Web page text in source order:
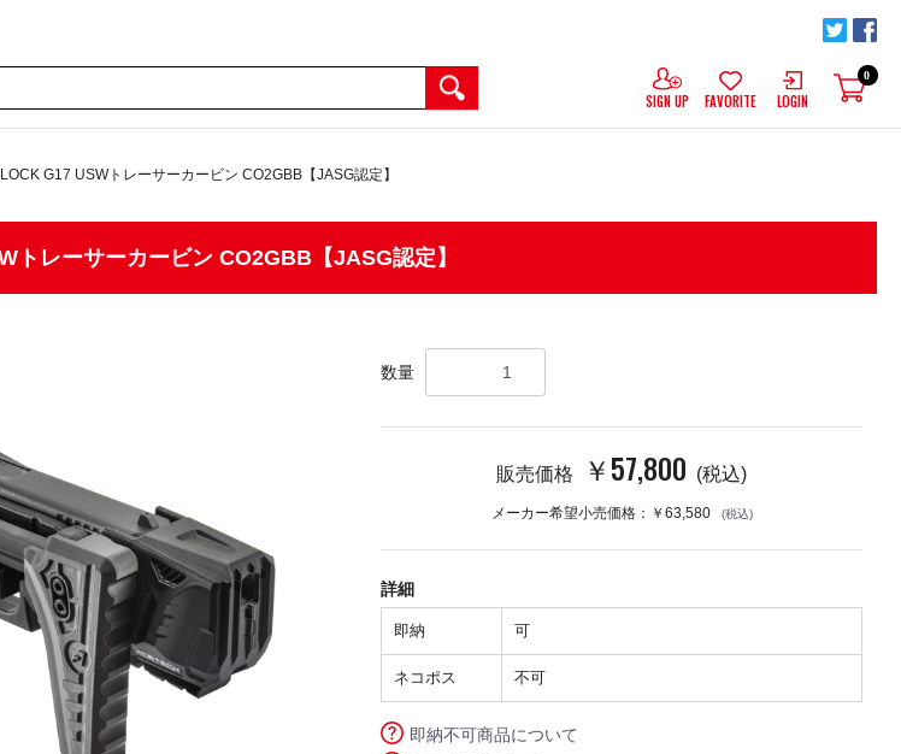
SIGN UP FAVORITE LOGIN
0
G17 USWトレーサーカービン CO2GBB【JASG認定】
レーサーカービン CO2GBB【JASG認定】
数量
販売価格 ￥57,800 (税込)
メーカー希望小売価格：￥63,580 (税込)
詳細
即納 可
ネコポス 不可
即納不可商品について